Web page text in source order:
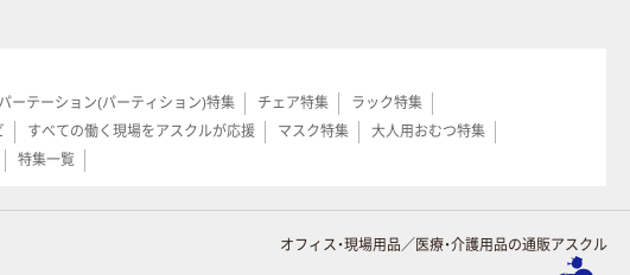
パーテーション(パーティション)特集 チェア特集
ラック特集
すべての働く現場をアスクルが応援 マスク特集
大人用おむつ特集
特集一覧
オフィス・現場用品／医療・介護用品の通販アスクル